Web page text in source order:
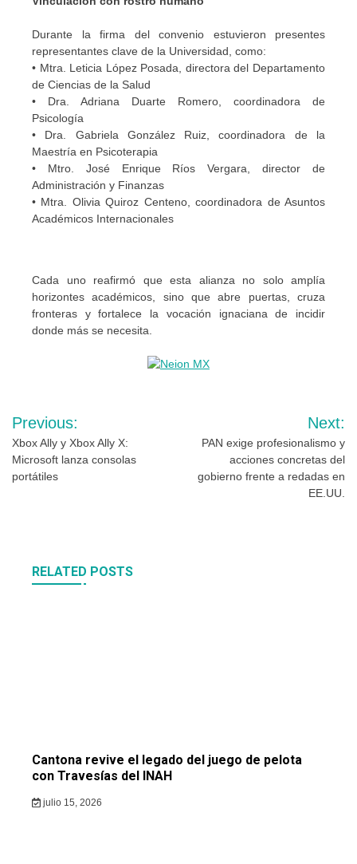
Durante la firma del convenio estuvieron presentes
representantes clave de la Universidad, como:
• Mtra. Leticia López Posada, directora del Departamento
de Ciencias de la Salud
• Dra. Adriana Duarte Romero, coordinadora de
Psicología
• Dra. Gabriela González Ruiz, coordinadora de la
Maestría en Psicoterapia
• Mtro. José Enrique Ríos Vergara, director de
Administración y Finanzas
• Mtra. Olivia Quiroz Centeno, coordinadora de Asuntos
Académicos Internacionales
Cada uno reafirmó que esta alianza no solo amplía
horizontes académicos, sino que abre puertas, cruza
fronteras y fortalece la vocación ignaciana de incidir
donde más se necesita.
Navegación
de
entradas
Previous:
Xbox Ally y Xbox Ally X:
Microsoft lanza consolas
portátiles
Next:
PAN exige profesionalismo y
acciones concretas del
gobierno frente a redadas en
EE.UU.
RELATED POSTS
Cantona revive el legado del juego de pelota
con Travesías del INAH
julio 15, 2026